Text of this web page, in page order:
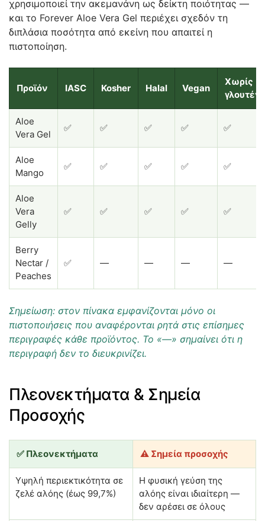
χρησιμοποιεί την ακεμανάνη ως δείκτη ποιότητας —
και το Forever Aloe Vera Gel περιέχει σχεδόν τη
διπλάσια ποσότητα από εκείνη που απαιτεί η
πιστοποίηση.
Προϊόν IASC Kosher Halal Vegan
Χωρίς
Aloe
Vera Gel
✅ ✅ ✅ ✅ ✅
Aloe
Mango
✅ ✅ ✅ ✅ ✅
Aloe
Vera
Gelly
✅ ✅ ✅ ✅ ✅
Berry
Nectar /
Peaches
✅ — — — —
Σημείωση: στον πίνακα εμφανίζονται μόνο οι
πιστοποιήσεις που αναφέρονται ρητά στις επίσημες
περιγραφές κάθε προϊόντος. Το «—» σημαίνει ότι η
περιγραφή δεν το διευκρινίζει.
Πλεονεκτήματα & Σημεία
Προσοχής
✅ Πλεονεκτήματα ⚠️ Σημεία προσοχής
Υψηλή περιεκτικότητα σε
ζελέ αλόης (έως 99,7%)
Η φυσική γεύση της
αλόης είναι ιδιαίτερη —
δεν αρέσει σε όλους